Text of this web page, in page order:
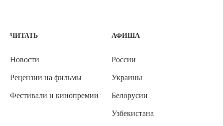
ЧИТАТЬ
Новости
Рецензии на фильмы
Фестивали и кинопремии
АФИША
России
Украины
Белорусии
Узбекистана